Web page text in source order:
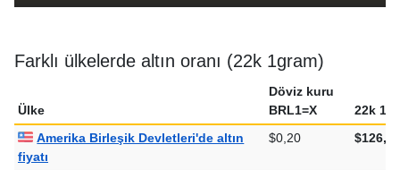
Farklı ülkelerde altın oranı (22k 1gram)
Ülke
Döviz kuru
BRL1=X
22k
Amerika Birleşik Devletleri'de altın
fiyatı
$0,20 $126,61